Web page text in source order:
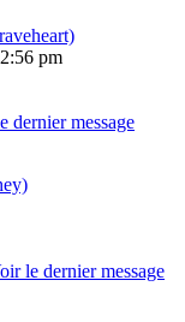
pm
dernier message
le dernier message